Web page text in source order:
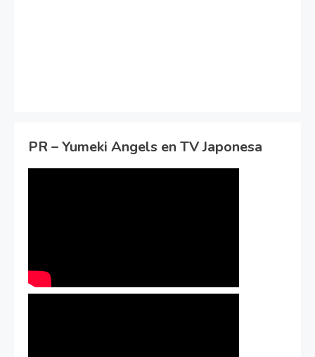
PR – Yumeki Angels en TV Japonesa